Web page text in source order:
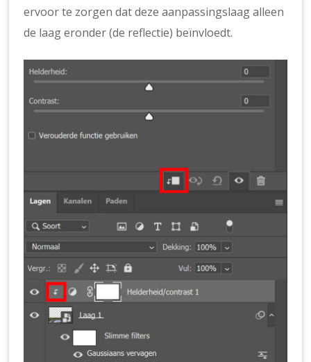
ervoor te zorgen dat deze aanpassingslaag alleen
de laag eronder (de reflectie) beïnvloedt.